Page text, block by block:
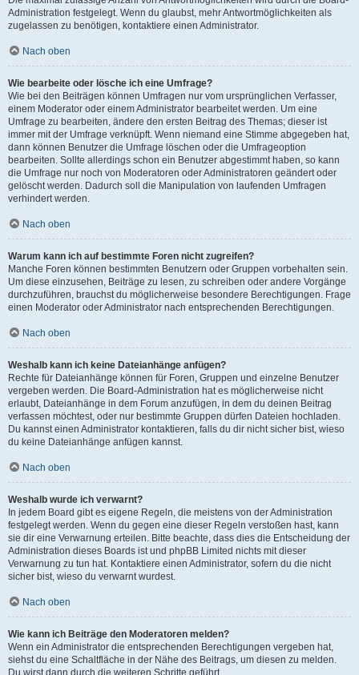
Administration festgelegt. Wenn du glaubst, mehr Antwortmöglichkeiten als
zugelassen zu benötigen, kontaktiere einen Administrator.
Nach oben
Wie bearbeite oder lösche ich eine Umfrage?
Wie bei den Beiträgen können Umfragen nur vom ursprünglichen Verfasser,
einem Moderator oder einem Administrator bearbeitet werden. Um eine
Umfrage zu bearbeiten, ändere den ersten Beitrag des Themas; dieser ist
immer mit der Umfrage verknüpft. Wenn niemand eine Stimme abgegeben hat,
dann können Benutzer die Umfrage löschen oder die Umfrageoption
bearbeiten. Sollte allerdings schon ein Benutzer abgestimmt haben, so kann
die Umfrage nur noch von Moderatoren oder Administratoren geändert oder
gelöscht werden. Dadurch soll die Manipulation von laufenden Umfragen
verhindert werden.
Nach oben
Warum kann ich auf bestimmte Foren nicht zugreifen?
Manche Foren können bestimmten Benutzern oder Gruppen vorbehalten sein.
Um diese einzusehen, Beiträge zu lesen, zu schreiben oder andere Vorgänge
durchzuführen, brauchst du möglicherweise besondere Berechtigungen. Frage
einen Moderator oder Administrator nach entsprechenden Berechtigungen.
Nach oben
Weshalb kann ich keine Dateianhänge anfügen?
Rechte für Dateianhänge können für Foren, Gruppen und einzelne Benutzer
vergeben werden. Die Board-Administration hat es möglicherweise nicht
erlaubt, Dateianhänge in dem Forum anzufügen, in dem du deinen Beitrag
verfassen möchtest, oder nur bestimmte Gruppen dürfen Dateien hochladen.
Du kannst einen Administrator kontaktieren, falls du dir nicht sicher bist, wieso
du keine Dateianhänge anfügen kannst.
Nach oben
Weshalb wurde ich verwarnt?
In jedem Board gibt es eigene Regeln, die meistens von der Administration
festgelegt werden. Wenn du gegen eine dieser Regeln verstoßen hast, kann
sie dir eine Verwarnung erteilen. Bitte beachte, dass dies die Entscheidung der
Administration dieses Boards ist und phpBB Limited nichts mit dieser
Verwarnung zu tun hat. Kontaktiere einen Administrator, sofern du die nicht
sicher bist, wieso du verwarnt wurdest.
Nach oben
Wie kann ich Beiträge den Moderatoren melden?
Wenn ein Administrator die entsprechenden Berechtigungen vergeben hat,
siehst du eine Schaltfläche in der Nähe des Beitrags, um diesen zu melden.
Du wirst dann durch die weiteren Schritte geführt.